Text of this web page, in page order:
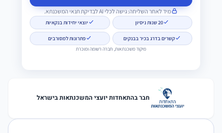
מיד לאחר השליחה: גישה לכלי AI לבדיקת תנאי המשכנתא.
20 שנות ניסיון יוצאי יחידות בנקאיות
קשרים בדרג בכיר בבנקים פתרונות למסורבים
מיקוד משכנתאות, חברה רשומה ומוכרת
חבר בהתאחדות יועצי המשכנתאות בישראל